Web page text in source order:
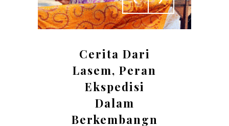
Cerita Dari
Lasem, Peran
Ekspedisi
Dalam
Berkembangn